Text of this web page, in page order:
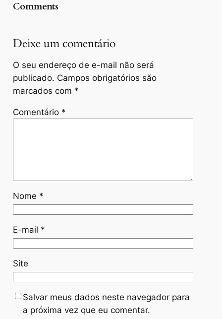
Comments
Deixe um comentário
O seu endereço de e-mail não será
publicado. Campos obrigatórios são
marcados com *
Comentário *
Nome *
E-mail *
Site
Salvar meus dados neste navegador para
a próxima vez que eu comentar.